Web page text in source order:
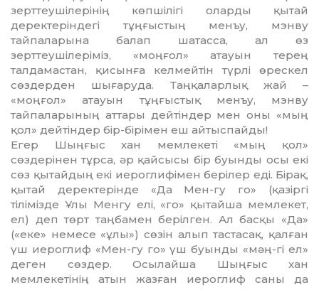
зерттеушілерінің көпшілігі оларды қытай
деректеріндегі тұңғыстың менъу, мэнву
тайпаларына балап шатасса, ал өз
зерттеушілеріміз, «моңғол» атауын терең
талдамастан, қисынға келмейтін түрлі өрескел
сөздерден шығаруда. Таңқаларлық жай –
«моңғол» атауын тұңғыстық менъу, мэнву
тайпаларының аттары дейтіндер мен оны «мың
қол» дейтіндер бір-бірімен еш айтыспайды!
Егер Шыңғыс хан мемлекеті «мың қол»
сөздерінен тұрса, әр қайсысы бір буынды осы екі
сөз қытайдың екі иероглифімен берілер еді. Бірақ,
қытай деректерінде «Да Мен-гу го» (қазіргі
тілімізде Ұлы Менгу елі, «го» қытайша мемлекет,
ел) деп төрт таңбамен берілген. Ал басқы «Да»
(«еке» немесе «ұлы») сөзін алып тастасақ, қалған
үш иероглиф «Мен-гу го» үш буынды «мәң-гі ел»
деген сөздер. Осылайша Шыңғыс хан
мемлекетінің атын жазған иероглиф саны да